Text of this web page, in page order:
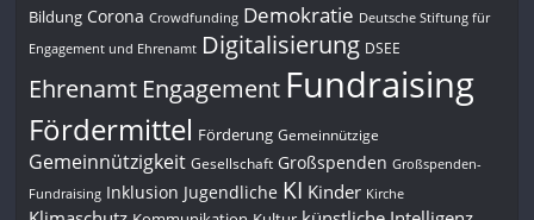
Bildung Corona Crowdfunding Demokratie Deutsche Stiftung für
Engagement und Ehrenamt Digitalisierung DSEE
Ehrenamt Engagement Fundraising
Fördermittel Förderung Gemeinnützige
Gemeinnützigkeit Gesellschaft Großspenden Großspenden-
Fundraising Inklusion Jugendliche KI Kinder Kirche